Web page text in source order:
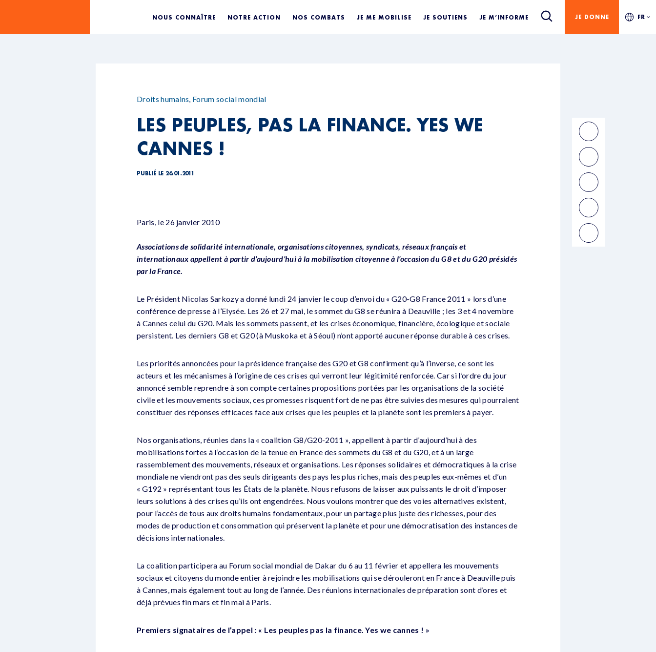
NOUS CONNAÎTRE NOTRE ACTION NOS COMBATS JE ME MOBILISE JE SOUTIENS JE M’INFORME JE DONNE FR
Droits humains, Forum social mondial
LES PEUPLES, PAS LA FINANCE. YES WE
CANNES !
PUBLIÉ LE 26.01.2011
Paris, le 26 janvier 2010
Associations de solidarité internationale, organisations citoyennes, syndicats, réseaux français et
internationaux appellent à partir d’aujourd’hui à la mobilisation citoyenne à l’occasion du G8 et du G20 présidés
par la France.
Le Président Nicolas Sarkozy a donné lundi 24 janvier le coup d’envoi du « G20-G8 France 2011 » lors d’une
conférence de presse à l’Elysée. Les 26 et 27 mai, le sommet du G8 se réunira à Deauville ; les 3 et 4 novembre
à Cannes celui du G20. Mais les sommets passent, et les crises économique, financière, écologique et sociale
persistent. Les derniers G8 et G20 (à Muskoka et à Séoul) n’ont apporté aucune réponse durable à ces crises.
Les priorités annoncées pour la présidence française des G20 et G8 confirment qu’à l’inverse, ce sont les
acteurs et les mécanismes à l’origine de ces crises qui verront leur légitimité renforcée. Car si l’ordre du jour
annoncé semble reprendre à son compte certaines propositions portées par les organisations de la société
civile et les mouvements sociaux, ces promesses risquent fort de ne pas être suivies des mesures qui pourraient
constituer des réponses efficaces face aux crises que les peuples et la planète sont les premiers à payer.
Nos organisations, réunies dans la « coalition G8/G20-2011 », appellent à partir d’aujourd’hui à des
mobilisations fortes à l’occasion de la tenue en France des sommets du G8 et du G20, et à un large
rassemblement des mouvements, réseaux et organisations. Les réponses solidaires et démocratiques à la crise
mondiale ne viendront pas des seuls dirigeants des pays les plus riches, mais des peuples eux-mêmes et d’un
« G192 » représentant tous les États de la planète. Nous refusons de laisser aux puissants le droit d’imposer
leurs solutions à des crises qu’ils ont engendrées. Nous voulons montrer que des voies alternatives existent,
pour l’accès de tous aux droits humains fondamentaux, pour un partage plus juste des richesses, pour des
modes de production et consommation qui préservent la planète et pour une démocratisation des instances de
décisions internationales.
La coalition participera au Forum social mondial de Dakar du 6 au 11 février et appellera les mouvements
sociaux et citoyens du monde entier à rejoindre les mobilisations qui se dérouleront en France à Deauville puis
à Cannes, mais également tout au long de l’année. Des réunions internationales de préparation sont d’ores et
déjà prévues fin mars et fin mai à Paris.
Premiers signataires de l’appel : « Les peuples pas la finance. Yes we cannes ! »